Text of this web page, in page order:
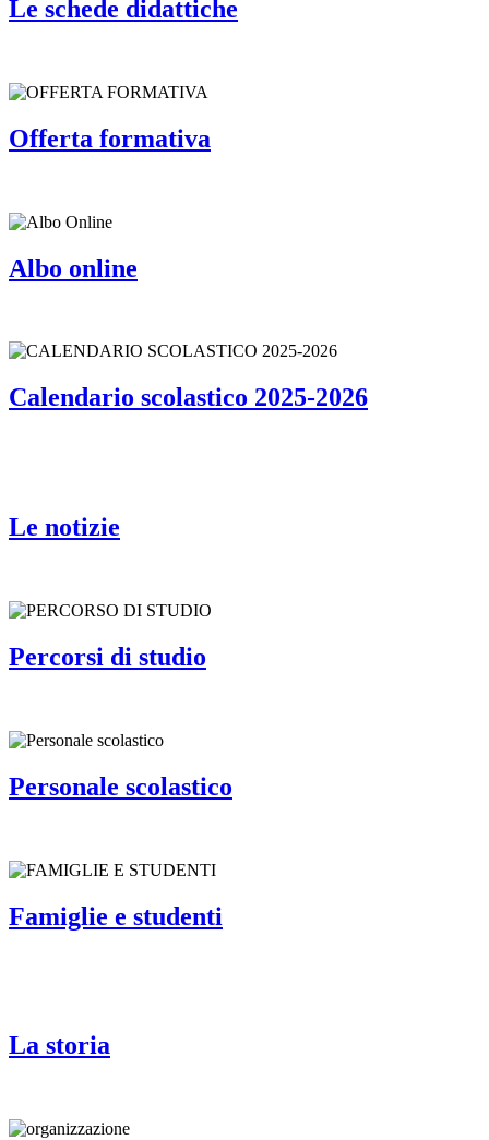
Le schede didattiche
Offerta formativa
Albo online
Calendario scolastico 2025-2026
Le notizie
Percorsi di studio
Personale scolastico
Famiglie e studenti
La storia